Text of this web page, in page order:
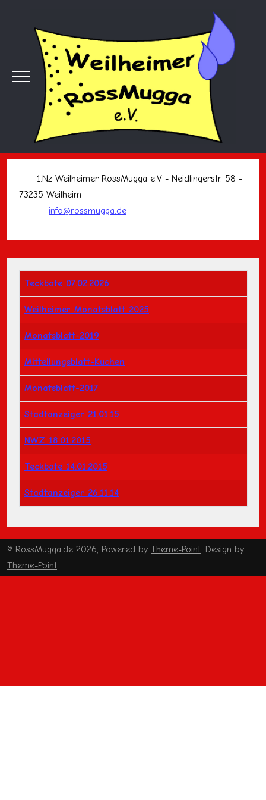
Mobile Menu Toggle
1.Nz Weilheimer RossMugga e.V - Neidlingerstr. 58 -
73235 Weilheim
info@rossmugga.de
Titel
Teckbote 07.02.2026
Weilheimer Monatsblatt 2025
Monatsblatt-2019
Mitteilungsblatt-Kuchen
Monatsblatt-2017
Stadtanzeiger 21.01.15
NWZ 18.01.2015
Teckbote 14.01.2015
Stadtanzeiger 26.11.14
© RossMugga.de 2026, Powered by Theme-Point. Design by
Theme-Point